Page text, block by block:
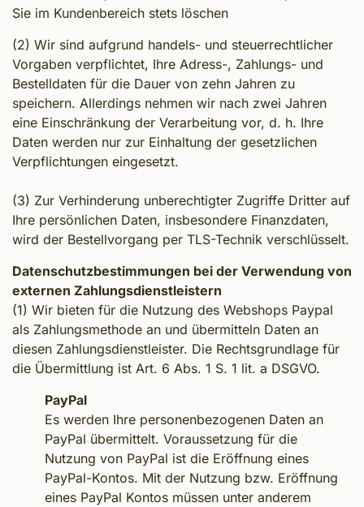
Sie im Kundenbereich stets löschen
(2) Wir sind aufgrund handels- und steuerrechtlicher
Vorgaben verpflichtet, Ihre Adress-, Zahlungs- und
Bestelldaten für die Dauer von zehn Jahren zu
speichern. Allerdings nehmen wir nach zwei Jahren
eine Einschränkung der Verarbeitung vor, d. h. Ihre
Daten werden nur zur Einhaltung der gesetzlichen
Verpflichtungen eingesetzt.
(3) Zur Verhinderung unberechtigter Zugriffe Dritter auf
Ihre persönlichen Daten, insbesondere Finanzdaten,
wird der Bestellvorgang per TLS-Technik verschlüsselt.
Datenschutzbestimmungen bei der Verwendung von
externen Zahlungsdienstleistern
(1) Wir bieten für die Nutzung des Webshops Paypal
als Zahlungsmethode an und übermitteln Daten an
diesen Zahlungsdienstleister. Die Rechtsgrundlage für
die Übermittlung ist Art. 6 Abs. 1 S. 1 lit. a DSGVO.
PayPal
Es werden Ihre personenbezogenen Daten an
PayPal übermittelt. Voraussetzung für die
Nutzung von PayPal ist die Eröffnung eines
PayPal-Kontos. Mit der Nutzung bzw. Eröffnung
eines PayPal Kontos müssen unter anderem